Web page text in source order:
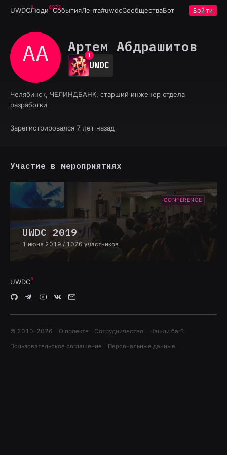
UWDCЛюди6932
СобытияЛента#uwdcСообществаБот Войти
АА Артем Абдрашитов
0
1
2
3
5
8
UWDC
Челябинск, ЧЕЛИНДБАНК, старший инженер отдела
разработки
Зарегистрировался 7 лет назад
Участие в мероприятиях
CONFERENCE
UWDC 2019
1 июня 2019 / 1076 участников
UWDC
© 2010–2026 О проекте Сотрудничество Нашли баг?
Пользовательское соглашение Персональные данные